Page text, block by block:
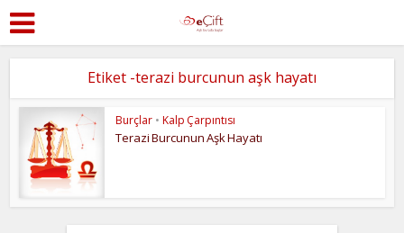
Etiket -terazi burcunun aşk hayatı
Burçlar • Kalp Çarpıntısı
Terazi Burcunun Aşk Hayatı